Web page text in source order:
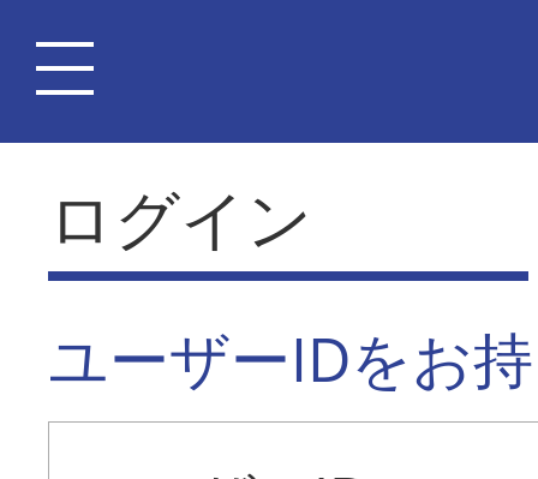
ログイン
ユーザーIDをお